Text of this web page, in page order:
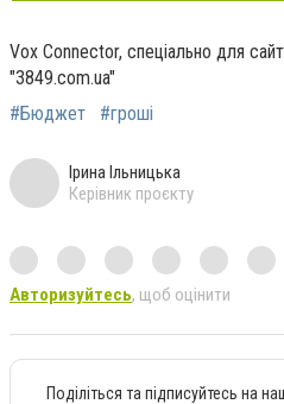
Vox Connector, спеціально для
"3849.com.ua"
#Бюджет
#гроші
Ірина Ільницька
Керівник проєкту
Авторизуйтесь, щоб оцінити
Поділіться та підписуйтесь на